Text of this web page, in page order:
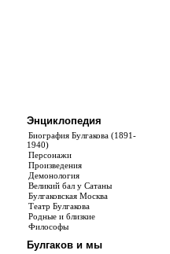
Энциклопедия
Биография Булгакова (1891-
1940)
Персонажи
Произведения
Демонология
Великий бал у Сатаны
Булгаковская Москва
Театр Булгакова
Родные и близкие
Философы
Булгаков и мы